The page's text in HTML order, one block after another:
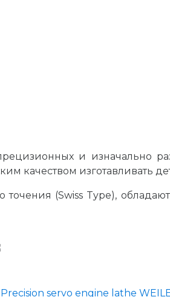
и изначально
качеством изготавливать
точения (Swiss Type),